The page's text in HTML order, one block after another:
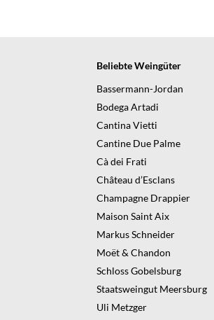
Beliebte Weingüter
Bassermann-Jordan
Bodega Artadi
Cantina Vietti
Cantine Due Palme
Cà dei Frati
Château d’Esclans
Champagne Drappier
Maison Saint Aix
Markus Schneider
Moët & Chandon
Schloss Gobelsburg
Staatsweingut Meersburg
Uli Metzger